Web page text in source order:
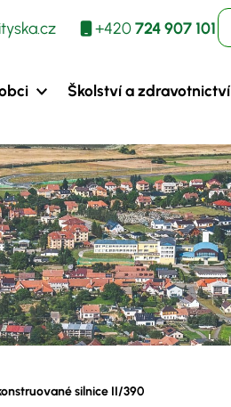
+420724 907 101
Školství a zdravotnictví
silnice II/390